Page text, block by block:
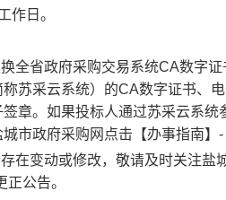
作日。
全省政府采购交易系统CA数字证
苏采云系统）的CA数字证书、
章。如果投标人通过苏采云系统
市政府采购网点击【办事指南】 -
在变动或修改，敬请及时关注盐
公告。